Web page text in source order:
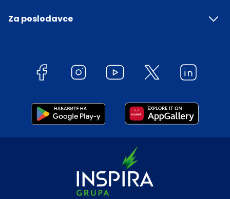
Za poslodavce